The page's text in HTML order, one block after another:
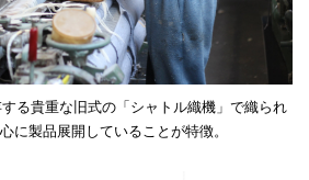
る貴重な旧式の「シャトル織機」で織られ
に製品展開していることが特徴。